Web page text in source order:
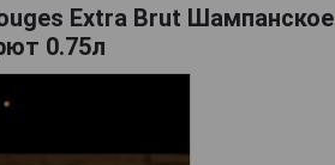
Extra Brut Шампанское
0.75л